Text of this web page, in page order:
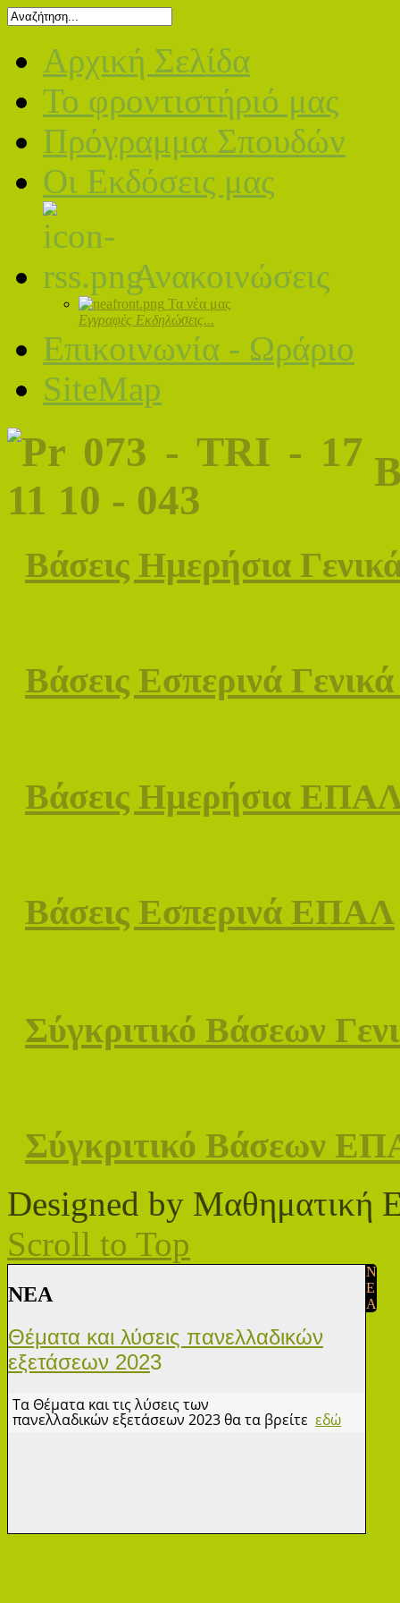
Αρχική Σελίδα
Το φροντιστήριό μας
Πρόγραμμα Σπουδών
Οι Εκδόσεις μας
Ανακοινώσεις
Τα νέα μας
Εγγραφές Εκδηλώσεις...
Επικοινωνία - Ωράριο
SiteMap
Βάσεις Ημερήσια
Βάσεις Εσπερινά
Βάσεις Ημερήσια
Βάσεις Εσπερινά ΕΠΑΛ
Σύγκριτικό Βάσεων
Σύγκριτικό Βάσεων
Designed by Μαθηματική
Scroll to Top
ΝΕA
Θέματα και λύσεις πανελλαδικών
εξετάσεων 2023
Τα Θέματα και τις λύσεις των
πανελλαδικών εξετάσεων 2023 θα τα βρείτε εδώ
N
E
A